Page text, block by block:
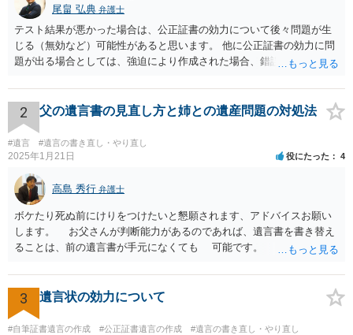
尾畠 弘典 弁護士
テスト結果が悪かった場合は、公正証書の効力について後々問題が生
じる（無効など）可能性があると思います。 他に公正証書の効力に問
題が出る場合としては、強迫により作成された場合、錯誤（勘違い）
すが、弁護士に作成を依頼する場合は、１０～数十万円程度になるケ
ースが多いと思います。 報酬体系は、弁護士ごとに異なりますので一
律の基準はありません。
2 父の遺言書の見直し方と姉との遺産問題の対処法
#遺言 #遺言の書き直し・やり直し
2025年1月21日 役にたった 4
高島 秀行 弁護士
ボケたり死ぬ前にけりをつけたいと懇願されます、アドバイスお願い
します。 お父さんが判断能力があるのであれば、遺言書を書き替え
ることは、前の遺言書が手元になくても 可能です。 将来遺言の効
してもらって 診断書を取得して、公証役場へ行って公正証書遺言を
作成するのがよいと思います。 将来争われることが見込まれること
から、弁護士に依頼して手続きを進めた方がよいと思います。
3 遺言状の効力について
#自筆証書遺言の作成 #公正証書遺言の作成 #遺言の書き直し・やり直し